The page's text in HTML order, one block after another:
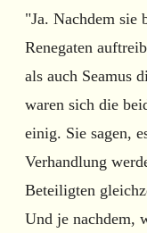
"Ja. Nachdem sie
Renegaten
als auch Seamus
waren sich die
einig. Sie sagen,
Verhandlung
Beteiligten
Und je nachdem,